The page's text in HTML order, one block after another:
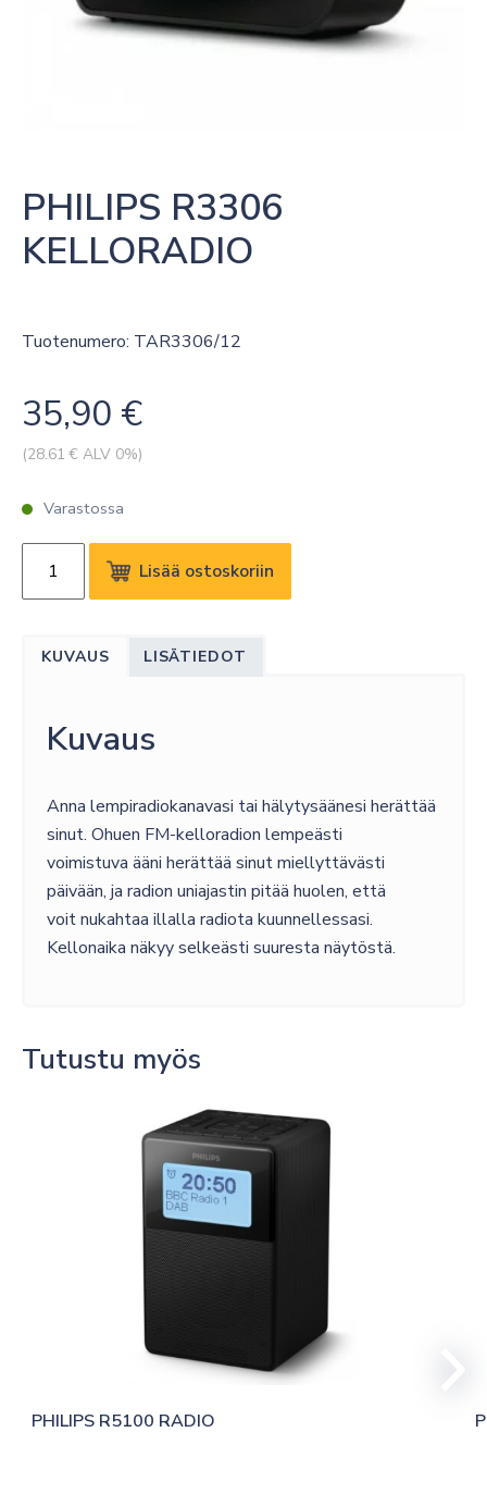
PHILIPS R3306
KELLORADIO
Tuotenumero: TAR3306/12
35,90 €
(28.61 € ALV 0%)
Varastossa
R3306
Lisää ostoskoriin
KUVAUS LISÄTIEDOT
Kuvaus
Anna lempiradiokanavasi tai hälytysäänesi herättää
sinut. Ohuen FM-kelloradion lempeästi
voimistuva ääni herättää sinut miellyttävästi
päivään, ja radion uniajastin pitää huolen, että
voit nukahtaa illalla radiota kuunnellessasi.
Kellonaika näkyy selkeästi suuresta näytöstä.
Tutustu myös
PHILIPS R5100 RADIO